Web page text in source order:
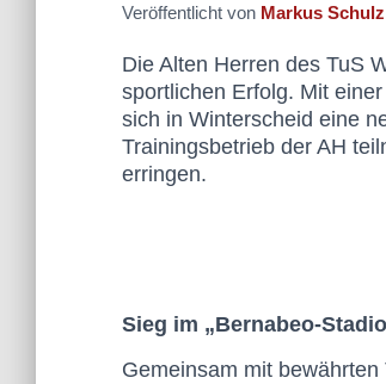
Veröffentlicht von Markus Schulz
Die Alten Herren des TuS
sportlichen Erfolg. Mit
sich in Winterscheid eine
Trainingsbetrieb der AH
erringen.
Sieg im „Bernabeo-
Gemeinsam mit